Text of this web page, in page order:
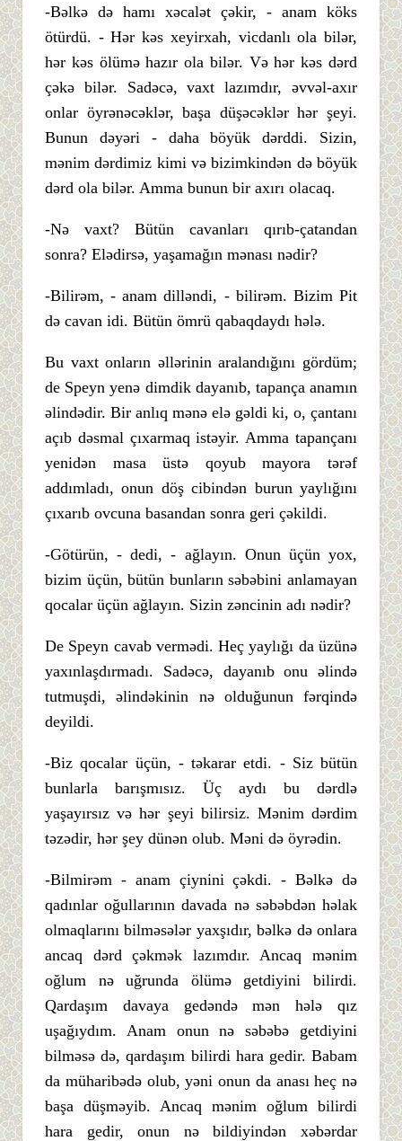
-Bəlkə də hamı xəcalət çəkir, - anam köks
ötürdü. - Hər kəs xeyirxah, vicdanlı ola bilər,
hər kəs ölümə hazır ola bilər. Və hər kəs dərd
çəkə bilər. Sadəcə, vaxt lazımdır, əvvəl-axır
onlar öyrənəcəklər, başa düşəcəklər hər şeyi.
Bunun dəyəri - daha böyük dərddi. Sizin,
mənim dərdimiz kimi və bizimkindən də böyük
dərd ola bilər. Amma bunun bir axırı olacaq.
-Nə vaxt? Bütün cavanları qırıb-çatandan
sonra? Elədirsə, yaşamağın mənası nədir?
-Bilirəm, - anam dilləndi, - bilirəm. Bizim Pit
də cavan idi. Bütün ömrü qabaqdaydı hələ.
Bu vaxt onların əllərinin aralandığını gördüm;
de Speyn yenə dimdik dayanıb, tapança anamın
əlindədir. Bir anlıq mənə elə gəldi ki, o, çantanı
açıb dəsmal çıxarmaq istəyir. Amma tapançanı
yenidən masa üstə qoyub mayora tərəf
addımladı, onun döş cibindən burun yaylığını
çıxarıb ovcuna basandan sonra geri çəkildi.
-Götürün, - dedi, - ağlayın. Onun üçün yox,
bizim üçün, bütün bunların səbəbini anlamayan
qocalar üçün ağlayın. Sizin zəncinin adı nədir?
De Speyn cavab vermədi. Heç yaylığı da üzünə
yaxınlaşdırmadı. Sadəcə, dayanıb onu əlində
tutmuşdi, əlindəkinin nə olduğunun fərqində
deyildi.
-Biz qocalar üçün, - təkarar etdi. - Siz bütün
bunlarla barışmısız. Üç aydı bu dərdlə
yaşayırsız və hər şeyi bilirsiz. Mənim dərdim
təzədir, hər şey dünən olub. Məni də öyrədin.
-Bilmirəm - anam çiynini çəkdi. - Bəlkə də
qadınlar oğullarının davada nə səbəbdən həlak
olmaqlarını bilməsələr yaxşıdır, bəlkə də onlara
ancaq dərd çəkmək lazımdır. Ancaq mənim
oğlum nə uğrunda ölümə getdiyini bilirdi.
Qardaşım davaya gedəndə mən hələ qız
uşağıydım. Anam onun nə səbəbə getdiyini
bilməsə də, qardaşım bilirdi hara gedir. Babam
da müharibədə olub, yəni onun da anası heç nə
başa düşməyib. Ancaq mənim oğlum bilirdi
hara gedir, onun nə bildiyindən xəbərdar